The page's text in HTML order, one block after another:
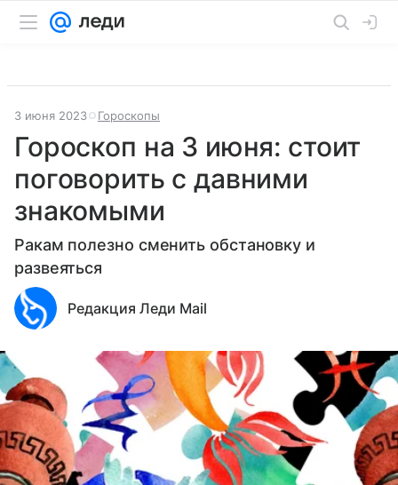
3 июня 2023 Гороскопы
Гороскоп на 3 июня: стоит
поговорить с давними
знакомыми
Ракам полезно сменить обстановку и
развеяться
Редакция Леди Mail